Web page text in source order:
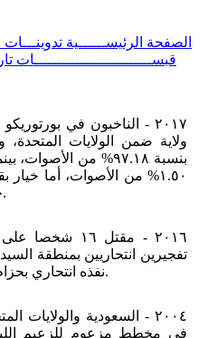
الصفحة الرئيســــــية
قبســــــــــــــــــــــــــات
٢٠١٧ - الناخبون في
ولاية ضمن الولايات المتحدة،
بنسبة ٩٧.١٨% من
١.٥٠% من الأصوات، أما
حصد ١.٣٢% من الأصوات فقط.
تفجيرين انتحاريين بمنطقة
نفذه انتحاري بحزام ناسف والثاني بسيارة مفخخة.
٢٠٠٤ - السعودية
في مخطط مزعوم للزعيم